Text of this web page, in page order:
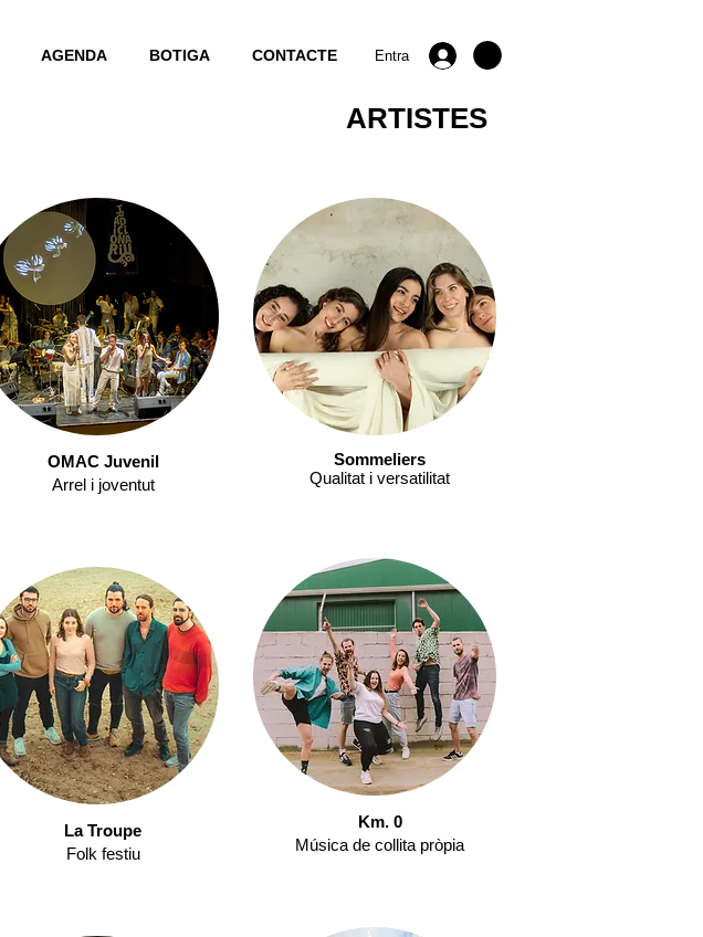
AGENDA BOTIGA CONTACTE Entra
ARTISTES
OMAC Juvenil
Arrel i joventut
La Troupe
Folk festiu
Sommeliers
Qualitat i versatilitat
Km. 0
Música de collita pròpia